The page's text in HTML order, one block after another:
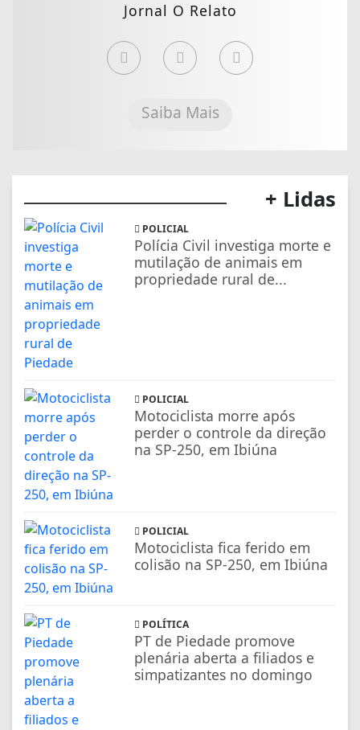
Jornal O Relato
Saiba Mais
+ Lidas
POLICIAL
Polícia Civil investiga morte e
mutilação de animais em
propriedade rural de...
POLICIAL
Motociclista morre após
perder o controle da direção
na SP-250, em Ibiúna
POLICIAL
Motociclista fica ferido em
colisão na SP-250, em Ibiúna
POLÍTICA
PT de Piedade promove
plenária aberta a filiados e
simpatizantes no domingo